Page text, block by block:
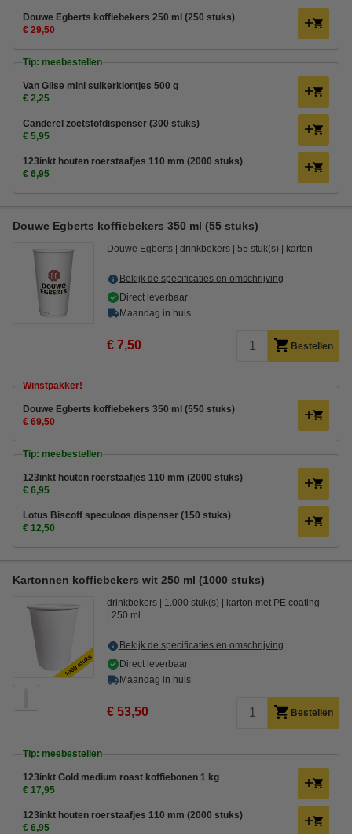
Douwe Egberts koffiebekers 250 ml (250 stuks)
€ 29,50
Tip: meebestellen
Van Gilse mini suikerklontjes 500 g
€ 2,25
Canderel zoetstofdispenser (300 stuks)
€ 5,95
123inkt houten roerstaafjes 110 mm (2000 stuks)
€ 6,95
Douwe Egberts koffiebekers 350 ml (55 stuks)
Douwe Egberts drinkbekers 55 stuk(s) karton
Bekijk de specificaties en omschrijving
Direct leverbaar
Maandag in huis
€ 7,50 Bestellen
Winstpakker!
Douwe Egberts koffiebekers 350 ml (550 stuks)
€ 69,50
Tip: meebestellen
123inkt houten roerstaafjes 110 mm (2000 stuks)
€ 6,95
Lotus Biscoff speculoos dispenser (150 stuks)
€ 12,50
Kartonnen koffiebekers wit 250 ml (1000 stuks)
drinkbekers 1.000 stuk(s)
karton met PE coating
250 ml
Bekijk de specificaties en omschrijving
Direct leverbaar
Maandag in huis
€ 53,50 Bestellen
Tip: meebestellen
123inkt Gold medium roast koffiebonen 1 kg
€ 17,95
123inkt houten roerstaafjes 110 mm (2000 stuks)
€ 6,95